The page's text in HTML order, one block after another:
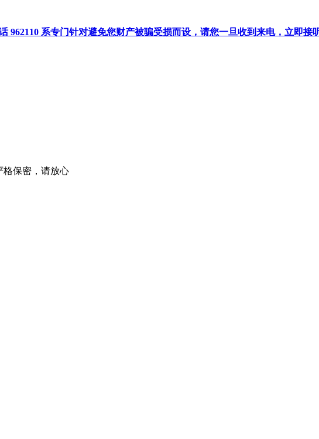
962110 系专门针对避免您财产被骗受损而设，请您一旦收到来电，立即接听
格保密，请放心